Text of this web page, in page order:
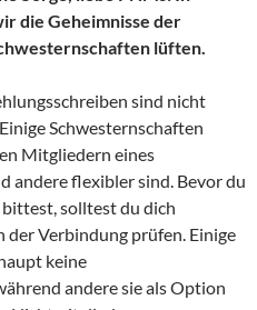
die Geheimnisse der
lüften.
sind nicht
Schwesternschaften
Mitgliedern eines
andere flexibler sind. Bevor du
solltest du dich
Verbindung prüfen. Einige
keine
andere sie als Option